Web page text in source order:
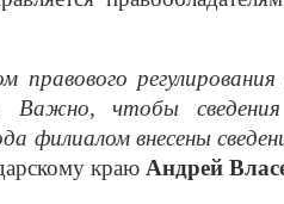
Важно, чтобы
филиалом внесены
краю Андрей